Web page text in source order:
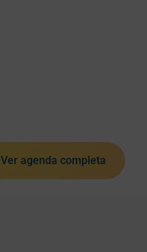
Ver agenda completa